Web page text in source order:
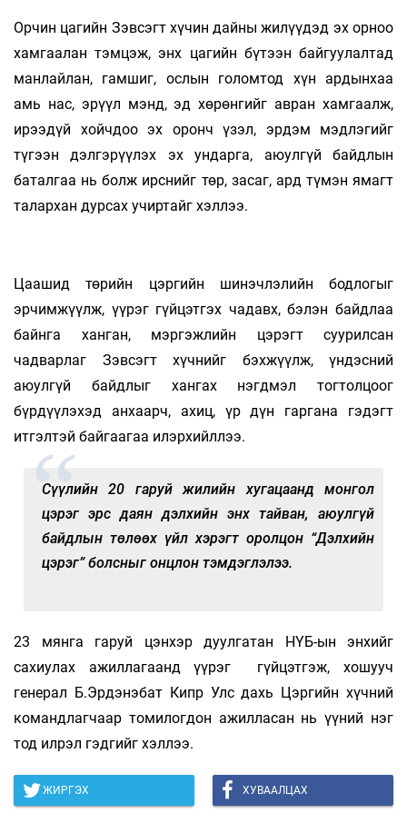
Орчин цагийн Зэвсэгт хүчин дайны жилүүдэд эх орноо
хамгаалан тэмцэж, энх цагийн бүтээн байгуулалтад
манлайлан, гамшиг, ослын голомтод хүн ардынхаа
амь нас, эрүүл мэнд, эд хөрөнгийг авран хамгаалж,
ирээдүй хойчдоо эх оронч үзэл, эрдэм мэдлэгийг
түгээн дэлгэрүүлэх эх ундарга, аюулгүй байдлын
баталгаа нь болж ирснийг төр, засаг, ард түмэн ямагт
талархан дурсах учиртайг хэллээ.
Цаашид төрийн цэргийн шинэчлэлийн бодлогыг
эрчимжүүлж, үүрэг гүйцэтгэх чадавх, бэлэн байдлаа
байнга ханган, мэргэжлийн цэрэгт суурилсан
чадварлаг Зэвсэгт хүчнийг бэхжүүлж, үндэсний
аюулгүй байдлыг хангах нэгдмэл тогтолцоог
бүрдүүлэхэд анхаарч, ахиц, үр дүн гаргана гэдэгт
итгэлтэй байгаагаа илэрхийллээ.
Сүүлийн 20 гаруй жилийн хугацаанд монгол
цэрэг эрс даян дэлхийн энх тайван, аюулгүй
байдлын төлөөх үйл хэрэгт оролцон “Дэлхийн
цэрэг” болсныг онцлон тэмдэглэлээ.
23 мянга гаруй цэнхэр дуулгатан НҮБ-ын энхийг
сахиулах ажиллагаанд үүрэг гүйцэтгэж, хошууч
генерал Б.Эрдэнэбат Кипр Улс дахь Цэргийн хүчний
командлагчаар томилогдон ажилласан нь үүний нэг
тод илрэл гэдгийг хэллээ.
ЖИРГЭХ ХУВААЛЦАХ